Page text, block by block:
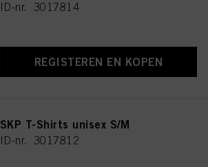
ID-nr. 3017814
REGISTEREN EN KOPEN
SKP T-Shirts unisex S/M
ID-nr. 3017812